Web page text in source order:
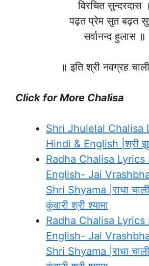
विरचित सुन्दरदास ।
पढ़त प्रेम सुत बढ़त
सर्वानन्द हुलास ॥
॥ इति श्री नवग्रह
Click for More Chalisa
Shri Jhulelal Chalisa
Hindi & English |श्री
Radha Chalisa
English- Jai
Shri Shyama |राधा
कुंवारी श्री श्यामा
Radha Chalisa
English- Jai
Shri Shyama |राधा